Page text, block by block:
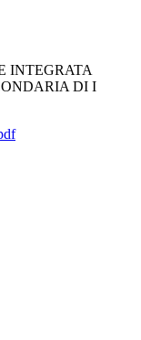
INTEGRATA
DI I